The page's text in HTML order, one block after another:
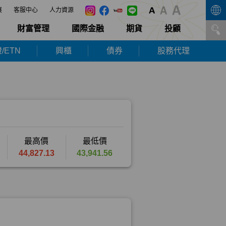
客服中心 人力資源
財富管理 國際金融 期貨 投顧
ETN 興櫃 債券 股務代理